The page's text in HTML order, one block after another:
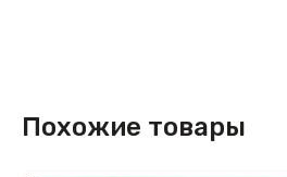
Похожие товары